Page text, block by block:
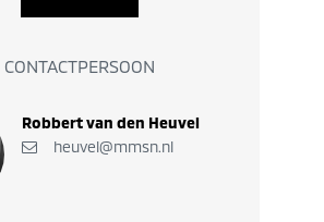
CONTACTPERSOON
Robbert van den Heuvel
heuvel@mmsn.nl